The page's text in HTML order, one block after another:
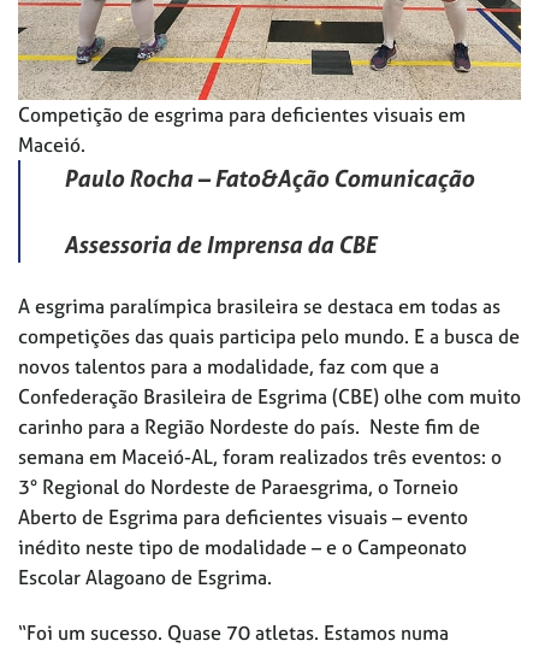
Competição de esgrima para deficientes visuais em
Maceió.
Paulo Rocha – Fato&Ação Comunicação
Assessoria de Imprensa da CBE
A esgrima paralímpica brasileira se destaca em todas as
competições das quais participa pelo mundo. E a busca de
novos talentos para a modalidade, faz com que a
Confederação Brasileira de Esgrima (CBE) olhe com muito
carinho para a Região Nordeste do país. Neste fim de
semana em Maceió-AL, foram realizados três eventos: o
3° Regional do Nordeste de Paraesgrima, o Torneio
Aberto de Esgrima para deficientes visuais – evento
inédito neste tipo de modalidade – e o Campeonato
Escolar Alagoano de Esgrima.
“Foi um sucesso. Quase 70 atletas. Estamos numa